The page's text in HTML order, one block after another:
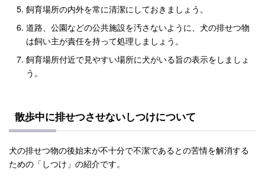
飼育場所の内外を常に清潔にしておきましょう。
道路、公園などの公共施設を汚さないように、犬の排せつ物
は飼い主が責任を持って処理しましょう。
飼育場所付近で見やすい場所に犬がいる旨の表示をしましょ
う。
散歩中に排せつさせないしつけについて
犬の排せつ物の後始末が不十分で不潔であるとの苦情を解消する
ための「しつけ」の紹介です。